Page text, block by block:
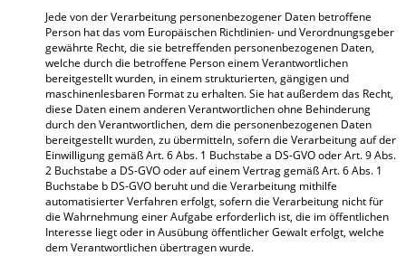
Jede von der Verarbeitung personenbezogener Daten betroffene
Person hat das vom Europäischen Richtlinien- und Verordnungsgeber
gewährte Recht, die sie betreffenden personenbezogenen Daten,
welche durch die betroffene Person einem Verantwortlichen
bereitgestellt wurden, in einem strukturierten, gängigen und
maschinenlesbaren Format zu erhalten. Sie hat außerdem das Recht,
diese Daten einem anderen Verantwortlichen ohne Behinderung
durch den Verantwortlichen, dem die personenbezogenen Daten
bereitgestellt wurden, zu übermitteln, sofern die Verarbeitung auf der
Einwilligung gemäß Art. 6 Abs. 1 Buchstabe a DS-GVO oder Art. 9 Abs.
2 Buchstabe a DS-GVO oder auf einem Vertrag gemäß Art. 6 Abs. 1
Buchstabe b DS-GVO beruht und die Verarbeitung mithilfe
automatisierter Verfahren erfolgt, sofern die Verarbeitung nicht für
die Wahrnehmung einer Aufgabe erforderlich ist, die im öffentlichen
Interesse liegt oder in Ausübung öffentlicher Gewalt erfolgt, welche
dem Verantwortlichen übertragen wurde.